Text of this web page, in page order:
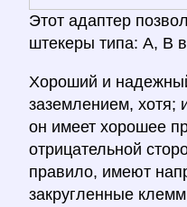
Этот адаптер
штекеры типа: A, B
Хороший и
заземлением, хотя;
он имеет хорошее
отрицательной
правило, имеют
закругленные